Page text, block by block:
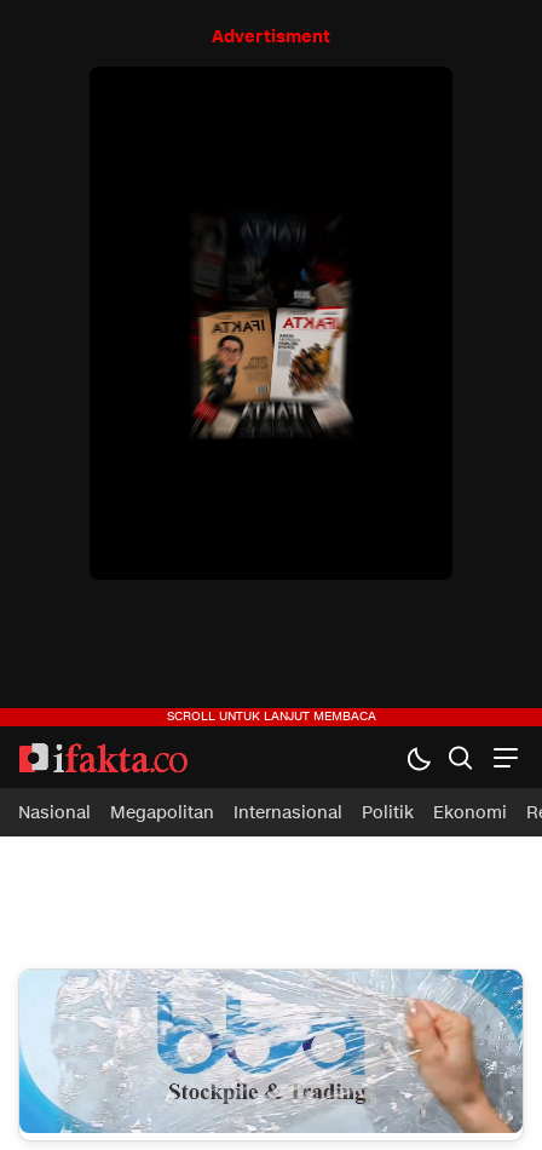
Advertisment
Nasional Megapolitan Internasional Politik Ekonomi